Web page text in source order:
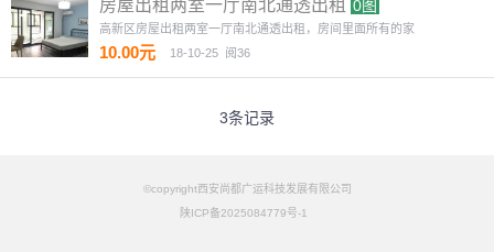
房屋出租两室一厅南北通透出租 0图
高新区房屋出租两室一厅南北通透出租，房间里面所有的家
10.00元 18-10-25 阅36
3条记录
©copyright西安尚都广运科技发展有限公司
陕ICP备2025084779号-1